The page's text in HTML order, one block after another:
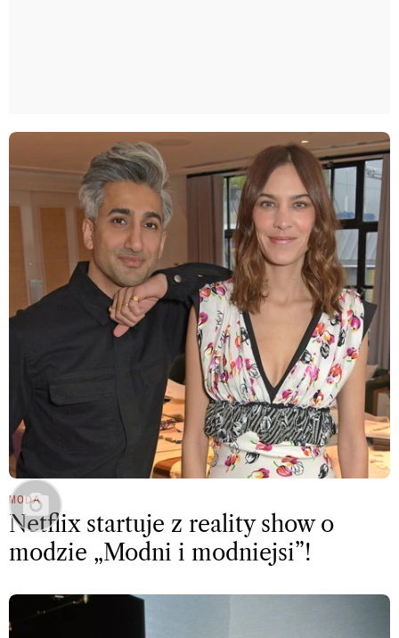
MODA
Netflix startuje z reality show o
modzie „Modni i modniejsi”!